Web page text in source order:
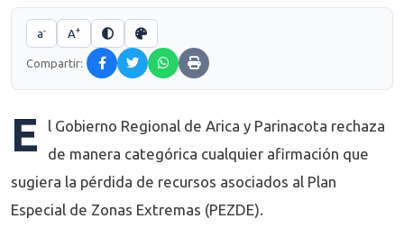
a- A+
Compartir:
E
l Gobierno Regional de Arica y Parinacota rechaza
de manera categórica cualquier afirmación que
sugiera la pérdida de recursos asociados al Plan
Especial de Zonas Extremas (PEZDE).